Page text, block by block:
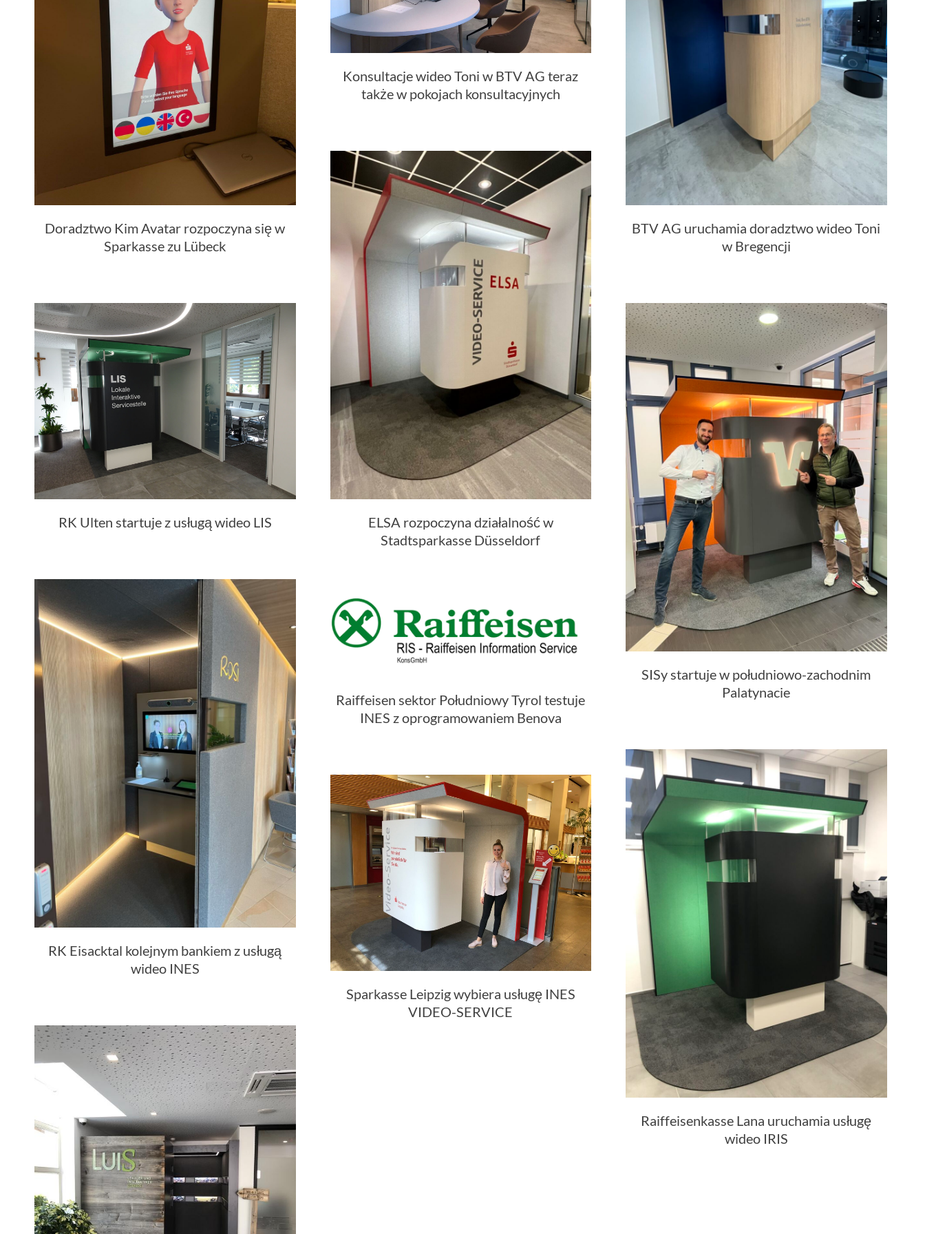
Doradztwo Kim Avatar rozpoczyna się w
Sparkasse zu Lübeck
Konsultacje wideo Toni w BTV AG teraz
także w pokojach konsultacyjnych
BTV AG uruchamia doradztwo wideo Toni
w Bregencji
ELSA rozpoczyna działalność w
Stadtsparkasse Düsseldorf
RK Ulten startuje z usługą wideo LIS
SISy startuje w południowo-zachodnim
Palatynacie
RK Eisacktal kolejnym bankiem z usługą
wideo INES
Raiffeisen sektor Południowy Tyrol testuje
INES z oprogramowaniem Benova
Raiffeisenkasse Lana uruchamia usługę
wideo IRIS
Sparkasse Leipzig wybiera usługę INES
VIDEO-SERVICE